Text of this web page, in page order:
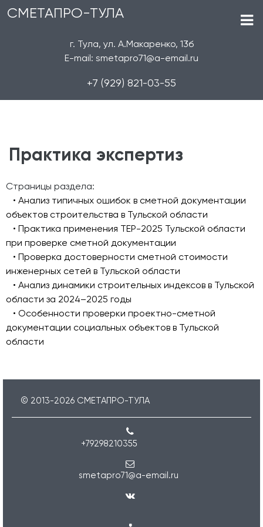
СМЕТАПРО-ТУЛА
г. Тула, ул. А.Макаренко, 13б
E-mail: smetapro71@a-email.ru
+7 (929) 821-03-55
Практика экспертиз
Страницы раздела:
• Анализ типичных ошибок в сметной документации
объектов строительства в Тульской области
• Практика применения ТЕР-2025 Тульской области
при проверке сметной документации
• Проверка достоверности сметной стоимости
инженерных сетей в Тульской области
• Анализ динамики строительных индексов в Тульской
области за 2024–2025 годы
• Особенности проверки проектно-сметной
документации социальных объектов в Тульской
области
© 2013-2026 СМЕТАПРО-ТУЛА
+79298210355
smetapro71@a-email.ru